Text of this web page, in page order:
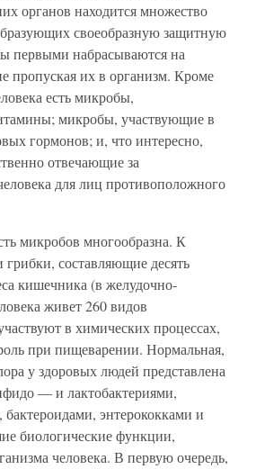
органов находится множество
своеобразную защитную
первыми набрасываются на
пропуская их в организм. Кроме
есть микробы,
микробы, участвующие в
гормонов; и, что интересно,
отвечающие за
для лиц противоположного
микробов многообразна. К
составляющие десять
кишечника (в желудочно-
живет 260 видов
в химических процессах,
при пищеварении. Нормальная,
у здоровых людей представлена
— и лактобактериями,
энтерококками и
биологические функции,
человека. В первую очередь,